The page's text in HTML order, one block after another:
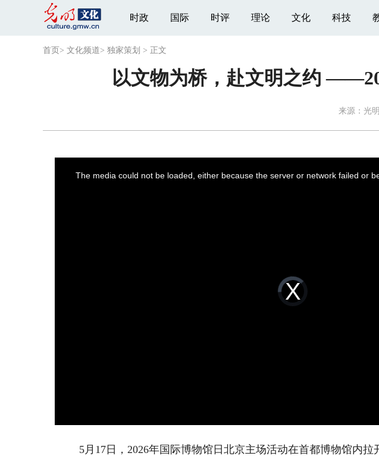
时政 国际 时评 理论 文化 科技
首页 > 文化频道> 独家策划 > 正文
以文物为桥，赴文明之约
来源： 光
Video
Player
loading.
The media could not be loaded, either because the server or network failed or
5月17日，2026年国际博物馆日北京主场活动在首都博物馆内拉